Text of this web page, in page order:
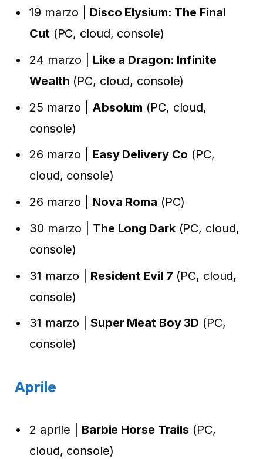
19 marzo | Disco Elysium: The Final
Cut(PC, cloud, console)
24 marzo | Like a Dragon: Infinite
Wealth (PC, cloud, console)
25 marzo | Absolum (PC, cloud,
console)
26 marzo | Easy Delivery Co (PC,
cloud, console)
26 marzo | Nova Roma (PC)
30 marzo | The Long Dark(PC, cloud,
console)
31 marzo | Resident Evil 7 (PC, cloud,
console)
31 marzo | Super Meat Boy 3D (PC,
console)
Aprile
2 aprile | Barbie Horse Trails (PC,
cloud, console)